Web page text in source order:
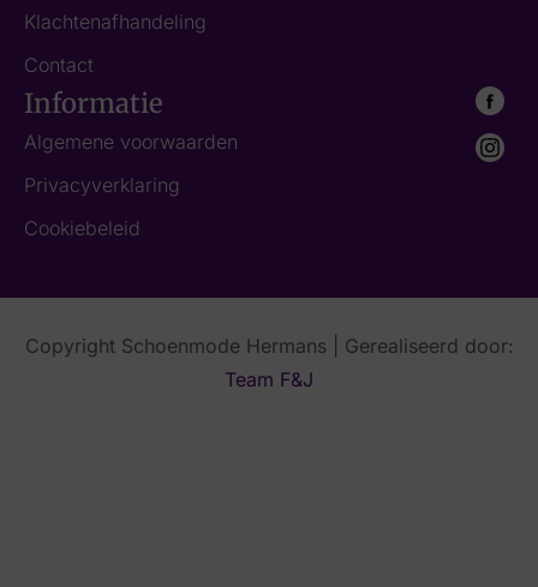
Klachtenafhandeling
Contact
Informatie
Algemene voorwaarden
Privacyverklaring
Cookiebeleid
Copyright Schoenmode Hermans | Gerealiseerd door:
Team F&J